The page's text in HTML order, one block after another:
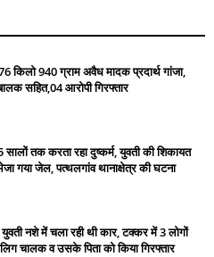
किलो 940 ग्राम अवैध मादक प्रदार्थ गांजा,
सहित,04 आरोपी गिरफ्तार
सालों तक करता रहा दुष्कर्म, युवती की शिकायत
गया जेल, पत्थलगांव थानाक्षेत्र की घटना
नशे में चला रही थी कार, टक्कर में 3 लोगों
चालक व उसके पिता को किया गिरफ्तार